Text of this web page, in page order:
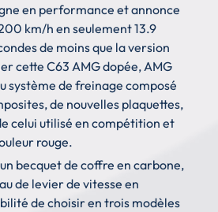
en performance et annonce
km/h en seulement 13.9
de moins que la version
cette C63 AMG dopée, AMG
système de freinage composé
de nouvelles plaquettes,
celui utilisé en compétition et
rouge.
becquet de coffre en carbone,
de levier de vitesse en
de choisir en trois modèles